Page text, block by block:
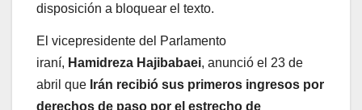
disposición a bloquear el texto.
El vicepresidente del Parlamento
iraní, Hamidreza Hajibabaei, anunció el 23 de
abril que Irán recibió sus primeros ingresos por
derechos de paso por el estrecho de